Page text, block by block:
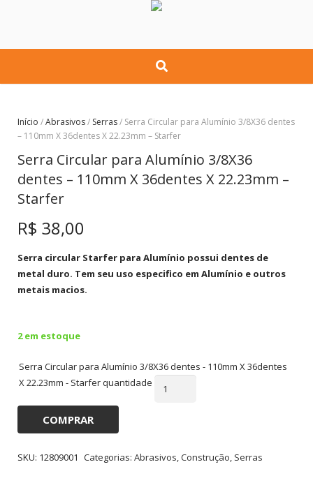
Início /Abrasivos/ Serras/ Serra Circular para Alumínio 3/8X36 dentes
– 110mm X 36dentes X 22.23mm – Starfer
Serra Circular para Alumínio 3/8X36
dentes – 110mm X 36dentes X 22.23mm –
Starfer
R$ 38,00
Serra circular Starfer para Alumínio possui dentes de
metal duro. Tem seu uso especifico em Alumínio e outros
metais macios.
2 em estoque
Serra Circular para Alumínio 3/8X36 dentes - 110mm X 36dentes
X 22.23mm - Starfer quantidade
COMPRAR
SKU: 12809001 Categorias: Abrasivos,Construção, Serras